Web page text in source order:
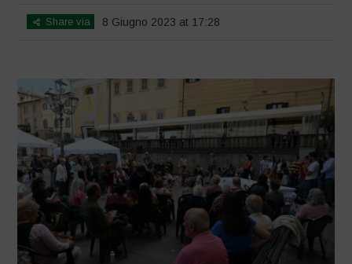
Share via 8 Giugno 2023 at 17:28